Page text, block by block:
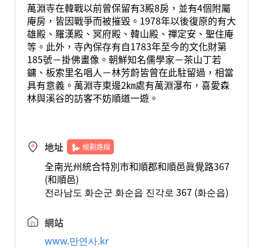
萬淵寺在韓戰以前曾保留有3殿8房，並有4個附屬
庵房，皆因戰爭而被摧毀。1978年以後復原的有大
雄殿、羅漢殿、冥府殿、韓山殿、禪定安、聖住庵
等。此外，寺內保存有自1783年至今的文化財第
185號－掛佛畫像。朝鮮知名儒學家－茶山丁若
鏞、板索里名唱人－林芳蔚皆曾在此駐留過，相當
具有意義。萬淵寺東邊2㎞處有萬淵瀑布，喜愛森
林與溪谷的訪客不妨順道一遊。
地址 規劃路線
全南光州統合特別市和順郡和順邑眞覺路367
(和順邑)
전라남도 화순군 화순읍 진각로 367 (화순읍)
網站
www.만연사.kr